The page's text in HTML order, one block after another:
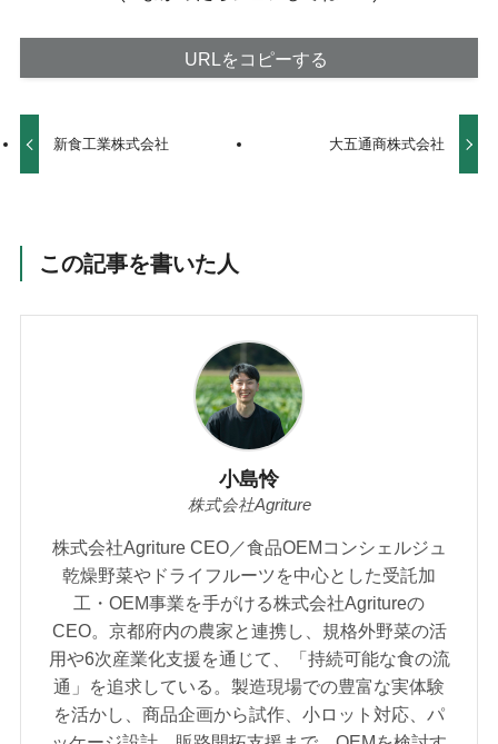
URLをコピーする
新食工業株式会社 大五通商株式会社
この記事を書いた人
小島怜
株式会社Agriture
株式会社Agriture CEO／食品OEMコンシェルジュ
乾燥野菜やドライフルーツを中心とした受託加
工・OEM事業を手がける株式会社Agritureの
CEO。京都府内の農家と連携し、規格外野菜の活
用や6次産業化支援を通じて、「持続可能な食の流
通」を追求している。製造現場での豊富な実体験
を活かし、商品企画から試作、小ロット対応、パ